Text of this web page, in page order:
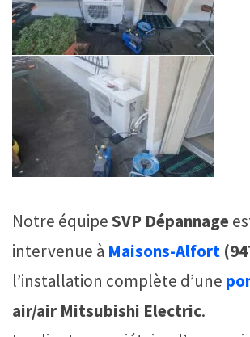
Notre équipeSVP Dépannage
intervenue à Maisons-Alfort
l’installation complète d’une
air/air Mitsubishi Electric.